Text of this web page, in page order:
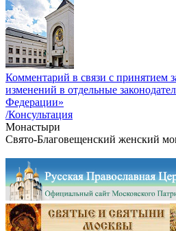
Комментарий в связи с принятием
изменений в отдельные
Федерации»
/Консультация
Монастыри
Свято-Благовещенский женский